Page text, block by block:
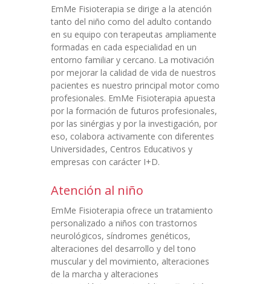
Contacto
EmMe Fisioterapia se dirige a la atención
tanto del niño como del adulto contando
en su equipo con terapeutas ampliamente
formadas en cada especialidad en un
entorno familiar y cercano. La motivación
por mejorar la calidad de vida de nuestros
pacientes es nuestro principal motor como
profesionales. EmMe Fisioterapia apuesta
por la formación de futuros profesionales,
por las sinérgias y por la investigación, por
eso, colabora activamente con diferentes
Universidades, Centros Educativos y
empresas con carácter I+D.
Atención al niño
EmMe Fisioterapia ofrece un tratamiento
personalizado a niños con trastornos
neurológicos, síndromes genéticos,
alteraciones del desarrollo y del tono
muscular y del movimiento, alteraciones
de la marcha y alteraciones